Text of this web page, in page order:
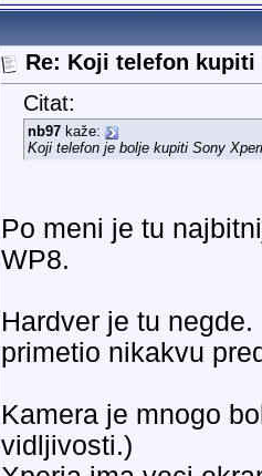
Re: Koji telefon kupiti
Citat:
nb97kaže:
Koji telefon je bolje kupiti Sony
Po meni je tu
WP8.
Hardver je tu
primetio nikakvu
Kamera je mnogo
vidljivosti.)